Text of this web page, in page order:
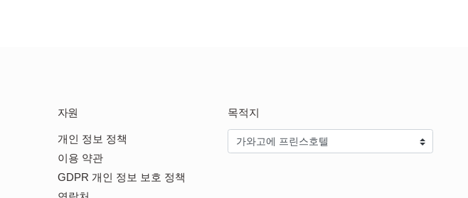
자원
개인 정보 정책
이용 약관
GDPR 개인 정보 보호 정책
목적지